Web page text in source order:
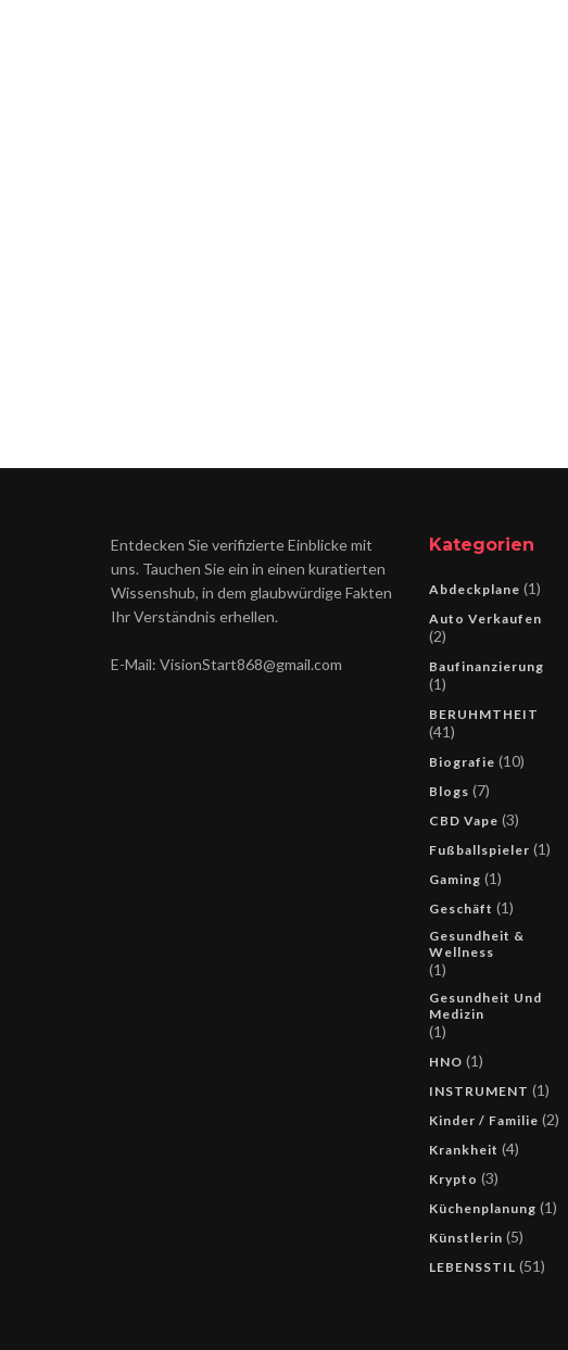
Entdecken Sie verifizierte Einblicke mit
uns. Tauchen Sie ein in einen kuratierten
Wissenshub, in dem glaubwürdige Fakten
Ihr Verständnis erhellen.
E-Mail: VisionStart868@gmail.com
Kategorien
Abdeckplane (1)
Auto Verkaufen
(2)
Baufinanzierung
(1)
BERUHMTHEIT
(41)
Biografie (10)
Blogs (7)
CBD Vape (3)
Fußballspieler (1)
Gaming (1)
Geschäft (1)
Gesundheit &
Wellness
(1)
Gesundheit Und
Medizin
(1)
HNO (1)
INSTRUMENT (1)
Kinder / Familie (2)
Krankheit (4)
Krypto (3)
Küchenplanung (1)
Künstlerin (5)
LEBENSSTIL (51)